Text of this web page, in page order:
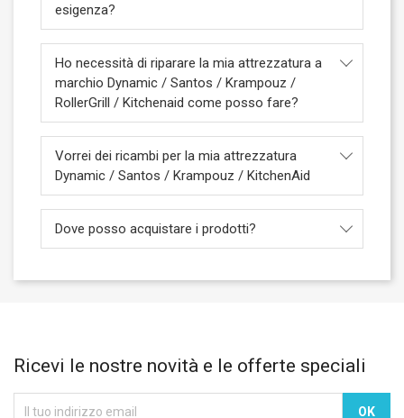
esigenza?
Ho necessità di riparare la mia attrezzatura a
marchio Dynamic / Santos / Krampouz /
RollerGrill / Kitchenaid come posso fare?
Vorrei dei ricambi per la mia attrezzatura
Dynamic / Santos / Krampouz / KitchenAid
Dove posso acquistare i prodotti?
Ricevi le nostre novità e le offerte speciali